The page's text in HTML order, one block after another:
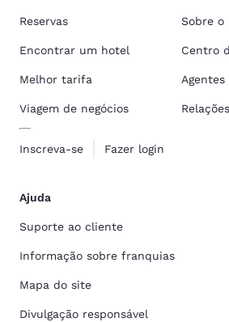
Reservas
Encontrar um hotel
Melhor tarifa
Viagem de negócios
Inscreva-se Fazer login
Sobre o
Centro
Agentes
Ajuda
Suporte ao cliente
Informação sobre franquias
Mapa do site
Divulgação responsável